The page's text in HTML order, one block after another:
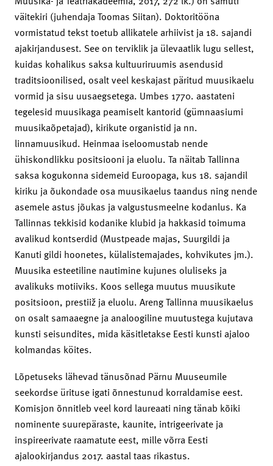
väitekiri (juhendaja Toomas Siitan). Doktoritööna
vormistatud tekst toetub allikatele arhiivist ja 18. sajandi
ajakirjandusest. See on terviklik ja ülevaatlik lugu sellest,
kuidas kohalikus saksa kultuuriruumis asendusid
traditsioonilised, osalt veel keskajast päritud muusikaelu
vormid ja sisu uusaegsetega. Umbes 1770. aastateni
tegelesid muusikaga peamiselt kantorid (gümnaasiumi
muusikaõpetajad), kirikute organistid ja nn.
linnamuusikud. Heinmaa iseloomustab nende
ühiskondlikku positsiooni ja eluolu. Ta näitab Tallinna
saksa kogukonna sidemeid Euroopaga, kus 18. sajandil
kiriku ja õukondade osa muusikaelus taandus ning nende
asemele astus jõukas ja valgustusmeelne kodanlus. Ka
Tallinnas tekkisid kodanike klubid ja hakkasid toimuma
avalikud kontserdid (Mustpeade majas, Suurgildi ja
Kanuti gildi hoonetes, külalistemajades, kohvikutes jm.).
Muusika esteetiline nautimine kujunes oluliseks ja
avalikuks motiiviks. Koos sellega muutus muusikute
positsioon, prestiiž ja eluolu. Areng Tallinna muusikaelus
on osalt samaaegne ja analoogiline muutustega kujutava
kunsti seisundites, mida käsitletakse Eesti kunsti ajaloo
kolmandas köites.
Lõpetuseks lähevad tänusõnad Pärnu Muuseumile
seekordse ürituse igati õnnestunud korraldamise eest.
Komisjon õnnitleb veel kord laureaati ning tänab kõiki
nominente suurepäraste, kaunite, intrigeerivate ja
inspireerivate raamatute eest, mille võrra Eesti
ajalookirjandus 2017. aastal taas rikastus.